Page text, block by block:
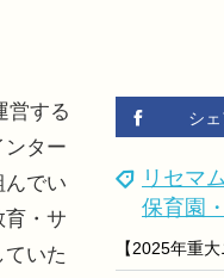
シ
リセマ
保育園
営する
ンター
んでい
育・サ
いた